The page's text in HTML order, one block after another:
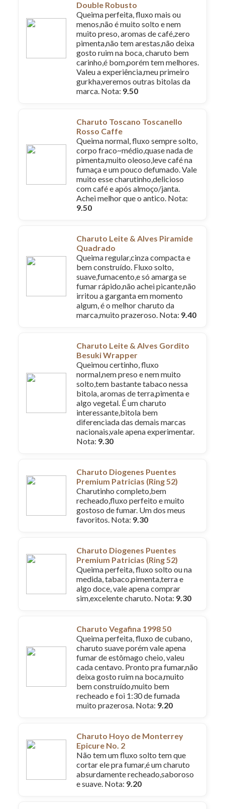
Double Robusto
Queima perfeita, fluxo mais ou
menos,não é muito solto e nem
muito preso, aromas de café,zero
pimenta,não tem arestas,não deixa
gosto ruim na boca, charuto bem
carinho,é bom,porém tem melhores.
Valeu a experiência,meu primeiro
gurkha,veremos outras bitolas da
marca. Nota: 9.50
Charuto Toscano Toscanello
Rosso Caffe
Queima normal, fluxo sempre solto,
corpo fraco~médio,quase nada de
pimenta,muito oleoso,leve café na
fumaça e um pouco defumado. Vale
muito esse charutinho,delicioso
com café e após almoço/janta.
Achei melhor que o antico. Nota:
9.50
Charuto Leite & Alves Piramide
Quadrado
Queima regular,cinza compacta e
bem construído. Fluxo solto,
suave,fumacento,e só amarga se
fumar rápido,não achei picante,não
irritou a garganta em momento
algum, é o melhor charuto da
marca,muito prazeroso. Nota: 9.40
Charuto Leite & Alves Gordito
Besuki Wrapper
Queimou certinho, fluxo
normal,nem preso e nem muito
solto,tem bastante tabaco nessa
bitola, aromas de terra,pimenta e
algo vegetal. É um charuto
interessante,bitola bem
diferenciada das demais marcas
nacionais,vale apena experimentar.
Nota: 9.30
Charuto Diogenes Puentes
Premium Patricias (Ring 52)
Charutinho completo,bem
recheado,fluxo perfeito e muito
gostoso de fumar. Um dos meus
favoritos. Nota: 9.30
Charuto Diogenes Puentes
Premium Patricias (Ring 52)
Queima perfeita, fluxo solto ou na
medida, tabaco,pimenta,terra e
algo doce, vale apena comprar
sim,excelente charuto. Nota: 9.30
Charuto Vegafina 1998 50
Queima perfeita, fluxo de cubano,
charuto suave porém vale apena
fumar de estômago cheio, valeu
cada centavo. Pronto pra fumar,não
deixa gosto ruim na boca,muito
bem construído,muito bem
recheado e foi 1:30 de fumada
muito prazerosa. Nota: 9.20
Charuto Hoyo de Monterrey
Epicure No. 2
Não tem um fluxo solto tem que
cortar ele pra fumar,é um charuto
absurdamente recheado,saboroso
e suave. Nota: 9.20